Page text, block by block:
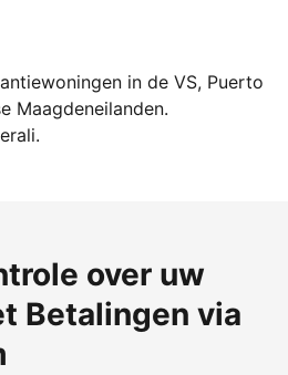
bij ons
in de VS, Puerto
Maagdeneilanden.
over uw
Betalingen via